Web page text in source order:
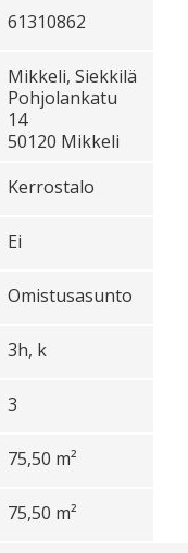
61310862
Mikkeli, Siekkilä
Pohjolankatu
14
50120 Mikkeli
Kerrostalo
Ei
Omistusasunto
3h, k
3
75,50 m²
75,50 m²